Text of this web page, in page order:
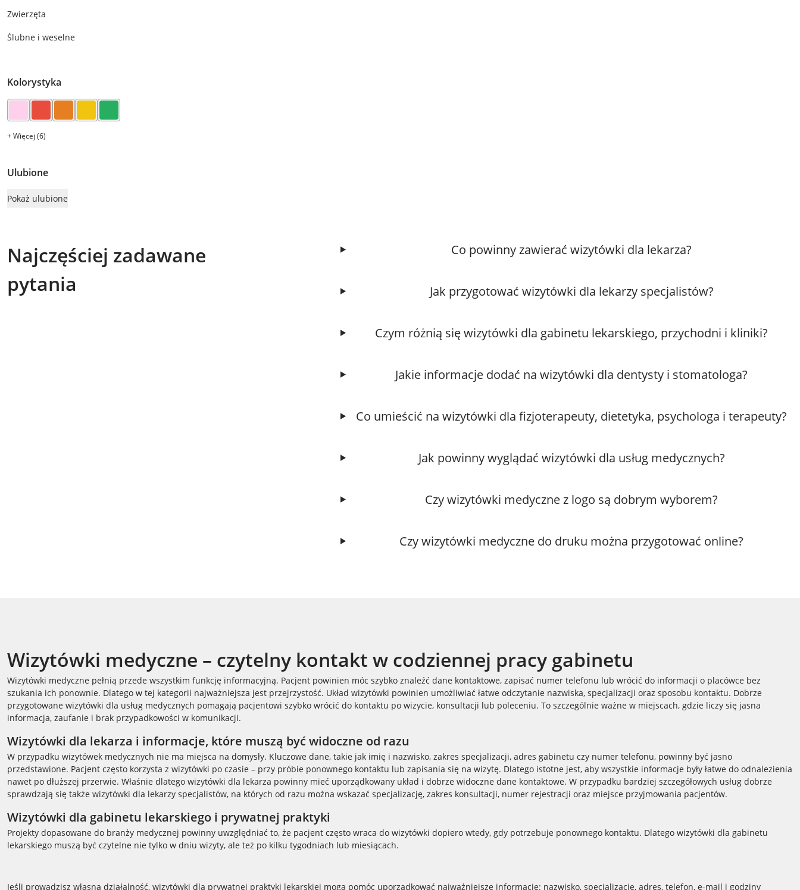
Zwierzęta
Ślubne i weselne
Kolorystyka
+ Więcej (6)
Ulubione
Pokaż ulubione
Najczęściej zadawane
pytania
Co powinny zawierać wizytówki dla lekarza?
Jak przygotować wizytówki dla lekarzy specjalistów?
Czym różnią się wizytówki dla gabinetu lekarskiego, przychodni i kliniki?
Jakie informacje dodać na wizytówki dla dentysty i stomatologa?
Co umieścić na wizytówki dla fizjoterapeuty, dietetyka, psychologa i terapeuty?
Jak powinny wyglądać wizytówki dla usług medycznych?
Czy wizytówki medyczne z logo są dobrym wyborem?
Czy wizytówki medyczne do druku można przygotować online?
Wizytówki medyczne – czytelny kontakt w codziennej pracy gabinetu
Wizytówki medyczne pełnią przede wszystkim funkcję informacyjną. Pacjent powinien móc szybko znaleźć dane kontaktowe, zapisać numer telefonu lub wrócić do informacji o placówce bez
szukania ich ponownie. Dlatego w tej kategorii najważniejsza jest przejrzystość. Układ wizytówki powinien umożliwiać łatwe odczytanie nazwiska, specjalizacji oraz sposobu kontaktu. Dobrze
przygotowane wizytówki dla usług medycznych pomagają pacjentowi szybko wrócić do kontaktu po wizycie, konsultacji lub poleceniu. To szczególnie ważne w miejscach, gdzie liczy się jasna
informacja, zaufanie i brak przypadkowości w komunikacji.
Wizytówki dla lekarza i informacje, które muszą być widoczne od razu
W przypadku wizytówek medycznych nie ma miejsca na domysły. Kluczowe dane, takie jak imię i nazwisko, zakres specjalizacji, adres gabinetu czy numer telefonu, powinny być jasno
przedstawione. Pacjent często korzysta z wizytówki po czasie – przy próbie ponownego kontaktu lub zapisania się na wizytę. Dlatego istotne jest, aby wszystkie informacje były łatwe do odnalezienia
nawet po dłuższej przerwie. Właśnie dlatego wizytówki dla lekarza powinny mieć uporządkowany układ i dobrze widoczne dane kontaktowe. W przypadku bardziej szczegółowych usług dobrze
sprawdzają się także wizytówki dla lekarzy specjalistów, na których od razu można wskazać specjalizację, zakres konsultacji, numer rejestracji oraz miejsce przyjmowania pacjentów.
Wizytówki dla gabinetu lekarskiego i prywatnej praktyki
Projekty dopasowane do branży medycznej powinny uwzględniać to, że pacjent często wraca do wizytówki dopiero wtedy, gdy potrzebuje ponownego kontaktu. Dlatego wizytówki dla gabinetu
lekarskiego muszą być czytelne nie tylko w dniu wizyty, ale też po kilku tygodniach lub miesiącach.
Jeśli prowadzisz własną działalność, wizytówki dla prywatnej praktyki lekarskiej mogą pomóc uporządkować najważniejsze informacje: nazwisko, specjalizację, adres, telefon, e-mail i godziny